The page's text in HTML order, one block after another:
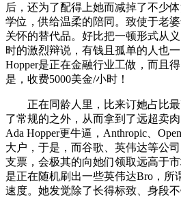
后，还为了配得上她而减掉了不少
学位，供给温柔的陪同。致使于老
关怀的替代品。好比把一顿形式从
时的激烈辩说，有钱且孤单的人也
Hopper是正在金融行业工做，而且
是，收费5000美金/小时！
正在同龄人里，比来订她占比最
了常规的之外，从而拿到了远超卖
Ada Hopper更牛逼，Anthropic、
大户，于是，而谷歌、英伟达等公
支票，会极其的向她们领取远高于
是正在随机刷出一些英伟达Bro，所
速度。她发觉除了长得标致、身段不